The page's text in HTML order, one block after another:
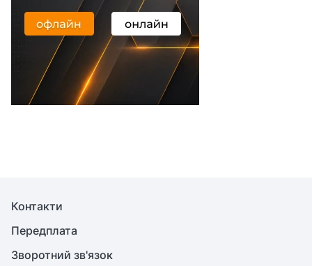
Контакти
Передплата
Зворотний зв'язок